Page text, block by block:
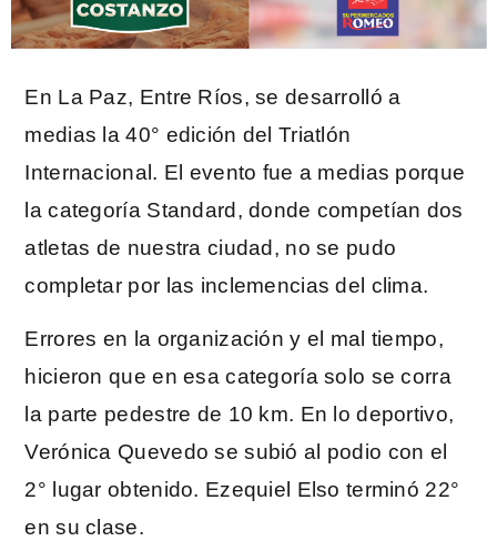
En La Paz, Entre Ríos, se desarrolló a
medias la 40° edición del Triatlón
Internacional. El evento fue a medias porque
la categoría Standard, donde competían dos
atletas de nuestra ciudad, no se pudo
completar por las inclemencias del clima.
Errores en la organización y el mal tiempo,
hicieron que en esa categoría solo se corra
la parte pedestre de 10 km. En lo deportivo,
Verónica Quevedo se subió al podio con el
2° lugar obtenido. Ezequiel Elso terminó 22°
en su clase.